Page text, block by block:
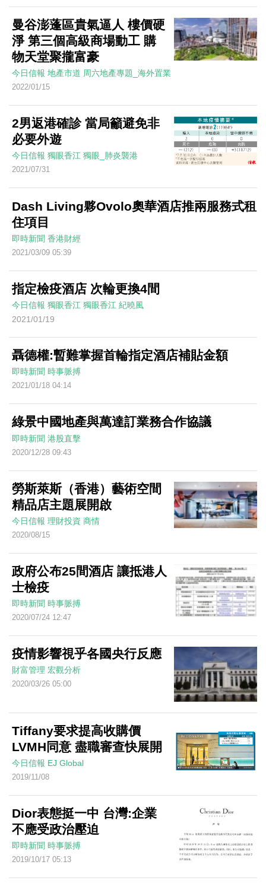
曼谷澎蓬區貴氣逼人 樓價硬
淨 第三個高級商場動工 購
物天堂聚攏富豪
今日信報 地產市道 周六地產專題_海外置業
2022/01/15
2男返港確診 當局籲避免非
必要外遊
今日信報 獨眼香江 獨眼_肺炎襲港
2021/07/31
Dash Living夥Ovolo奧華酒店推兩服務式租
住項目
即時新聞 香港財經
2021/03/09 05:39
指定檢疫酒店 次輪更換4間
今日信報 獨眼香江 獨眼香江 紀曉風
2021/01/19
聶德權:暫難掌握首輪指定酒店補貼金額
即時新聞 時事脈搏
2021/01/18 04:14
綠景中國地產與萬達訂業務合作協議
即時新聞 港股直擊
2020/12/28 09:43
勞斯萊斯（香港）藝術空間
精品店主題展開啟
今日信報 理財投資 商情
2020/08/15
政府公布25間酒店 讓抵港人
士檢疫
即時新聞 時事脈搏
2020/07/24 12:47
疫情影響視乎各國央行反應
財富管理 宏觀分析
2020/03/26 05:00
Tiffany要求提高收購價
LVMH同意 盡職審查快展開
今日信報 EJ Global
2019/11/08
Dior表態挺一中 台灣:企業
不應受政治壓迫
即時新聞 時事脈搏
2019/10/17 05:13